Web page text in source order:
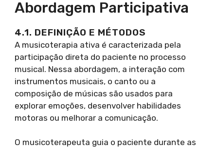
Abordagem Participativa
4.1. DEFINIÇÃO E MÉTODOS
A musicoterapia ativa é caracterizada pela
participação direta do paciente no processo
musical. Nessa abordagem, a interação com
instrumentos musicais, o canto ou a
composição de músicas são usados para
explorar emoções, desenvolver habilidades
motoras ou melhorar a comunicação.
O musicoterapeuta guia o paciente durante as